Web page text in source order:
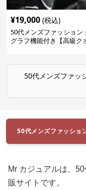
¥19,000 (税込)
50代メンズファッション
グラフ機能付き【高級ク
50代メンズファッ
50代メンズファッショ
Mr カジュアルは、
販サイトです。